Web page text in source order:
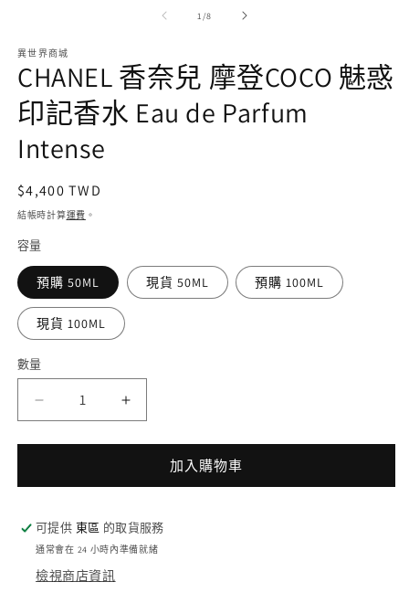
窗
中
啟
媒
案
1
1 //8
異世界商城
CHANEL 香奈兒 摩登COCO 魅惑
印記香水 Eau de Parfum
Intense
定
價
$4,400 TWD
結帳時計算運費 。
容量
預購 50ML 現貨 50ML 預購 100ML
現貨 100ML
數量
CHANEL
登
COCO
魅
CHANEL
登
COCO
加入購物車
可提供 東區 的取貨服務
通常會在 24 小時內準備就緒
檢視商店資訊